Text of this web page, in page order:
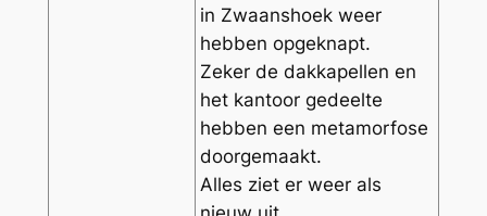
in Zwaanshoek weer
hebben opgeknapt.
Zeker de dakkapellen en
het kantoor gedeelte
hebben een metamorfose
doorgemaakt.
Alles ziet er weer als